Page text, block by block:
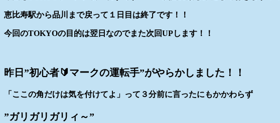
恵比寿駅から品川まで戻って１日目は終了です！！
今回のTOKYOの目的は翌日なのでまた次回UPします！！
昨日”初心者🔰マークの運転手”がやらかしました！！
「ここの角だけは気を付けてよ」って３分前に言ったにもかかわらず
”ガリガリガリィ～”